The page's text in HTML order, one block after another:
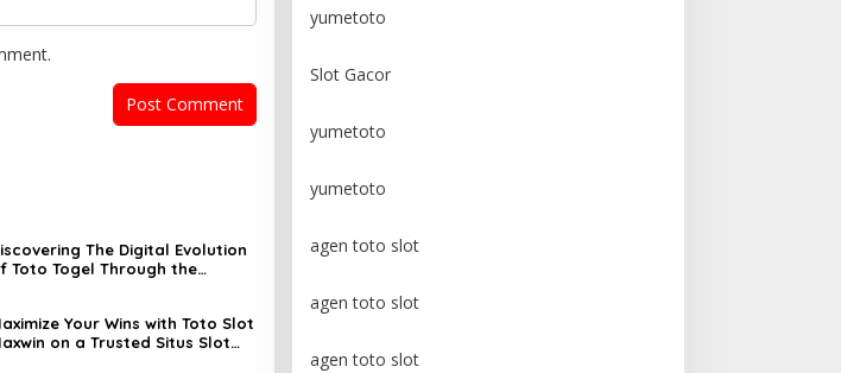
The Digital Evolution
Toto Togel Through the
Your Wins with Toto Slot
on a Trusted Situs Slot
yumetoto
Slot Gacor
yumetoto
yumetoto
agen toto slot
agen toto slot
agen toto slot